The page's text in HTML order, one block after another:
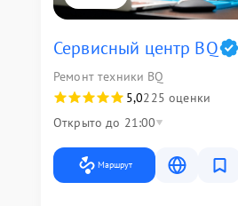
Сервисный центр BQ
Ремонт техники BQ
5,0225 оценки
Открыто до 21:00
Маршрут